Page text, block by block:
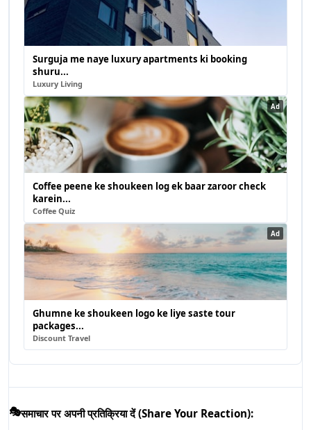
Surguja me naye luxury apartments ki booking
shuru...
Luxury Living
Ad
Coffee peene ke shoukeen log ek baar zaroor check
karein...
Coffee Quiz
Ad
Ghumne ke shoukeen logo ke liye saste tour
packages...
Discount Travel
🎭समाचार पर अपनी प्रतिक्रिया दें (Share Your Reaction):